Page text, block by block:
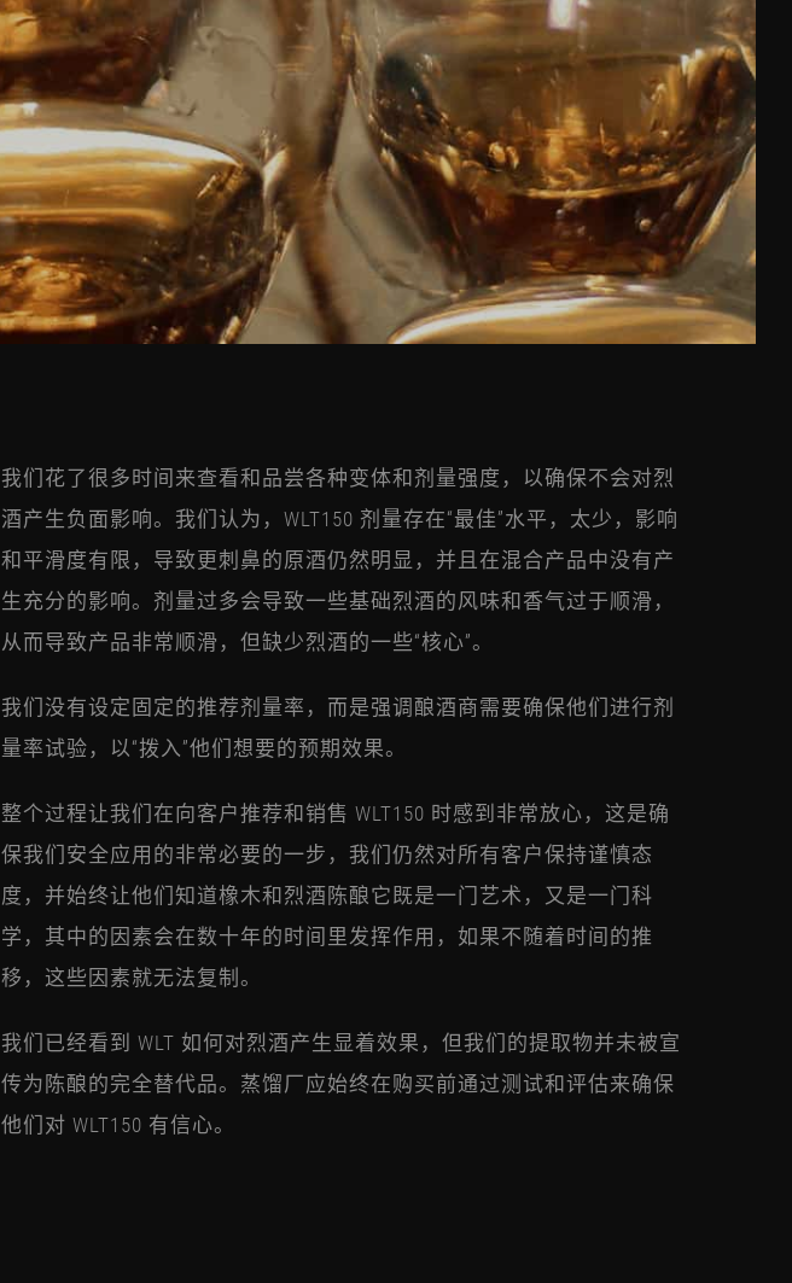
我们花了很多时间来查看和品尝各种变体和剂量强度，以确保不会对烈
酒产生负面影响。我们认为，WLT150 剂量存在“最佳”水平，太少，影响
和平滑度有限，导致更刺鼻的原酒仍然明显，并且在混合产品中没有产
生充分的影响。剂量过多会导致一些基础烈酒的风味和香气过于顺滑，
从而导致产品非常顺滑，但缺少烈酒的一些“核心”。
我们没有设定固定的推荐剂量率，而是强调酿酒商需要确保他们进行剂
量率试验，以“拨入”他们想要的预期效果。
整个过程让我们在向客户推荐和销售 WLT150 时感到非常放心，这是确
保我们安全应用的非常必要的一步，我们仍然对所有客户保持谨慎态
度，并始终让他们知道橡木和烈酒陈酿它既是一门艺术，又是一门科
学，其中的因素会在数十年的时间里发挥作用，如果不随着时间的推
移，这些因素就无法复制。
我们已经看到 WLT 如何对烈酒产生显着效果，但我们的提取物并未被宣
传为陈酿的完全替代品。蒸馏厂应始终在购买前通过测试和评估来确保
他们对 WLT150 有信心。